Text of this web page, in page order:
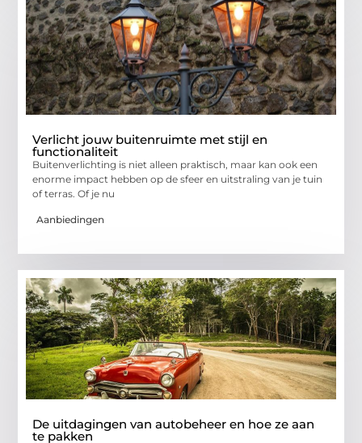
Verlicht jouw buitenruimte met stijl en
functionaliteit
Buitenverlichting is niet alleen praktisch, maar kan ook een
enorme impact hebben op de sfeer en uitstraling van je tuin
of terras. Of je nu
Aanbiedingen
De uitdagingen van autobeheer en hoe ze aan
te pakken